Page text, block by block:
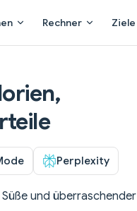
Rechner Ziele
Perplexity
und überraschender